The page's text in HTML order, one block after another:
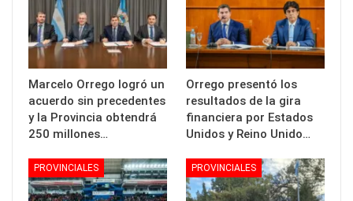
Marcelo Orrego logró un
acuerdo sin precedentes
y la Provincia obtendrá
250 millones…
Orrego presentó los
resultados de la gira
financiera por Estados
Unidos y Reino Unido…
PROVINCIALES PROVINCIALES